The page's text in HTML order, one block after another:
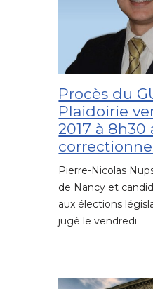
Procès du
Plaidoirie
2017 à
Pierre-Nicolas
de Nancy et
aux élections
jugé le vendredi